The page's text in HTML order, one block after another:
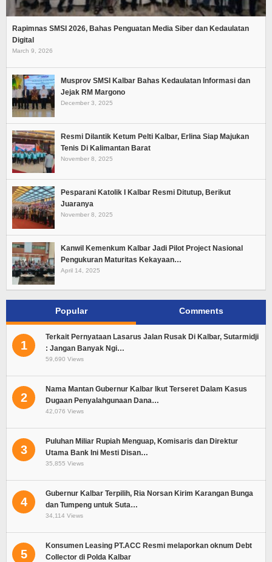
Rapimnas SMSI 2026, Bahas Penguatan Media Siber dan Kedaulatan
Digital
March 9, 2026
Musprov SMSI Kalbar Bahas Kedaulatan Informasi dan
Jejak RM Margono
December 3, 2025
Resmi Dilantik Ketum Pelti Kalbar, Erlina Siap Majukan
Tenis Di Kalimantan Barat
November 8, 2025
Pesparani Katolik I Kalbar Resmi Ditutup, Berikut
Juaranya
November 8, 2025
Kanwil Kemenkum Kalbar Jadi Pilot Project Nasional
Pengukuran Maturitas Kekayaan…
April 14, 2025
Popular Comments
1
Terkait Pernyataan Lasarus Jalan Rusak Di Kalbar, Sutarmidji
: Jangan Banyak Ngi…
59,690 Views
2
Nama Mantan Gubernur Kalbar Ikut Terseret Dalam Kasus
Dugaan Penyalahgunaan Dana…
42,076 Views
3
Puluhan Miliar Rupiah Menguap, Komisaris dan Direktur
Utama Bank Ini Mesti Disan…
35,855 Views
4
Gubernur Kalbar Terpilih, Ria Norsan Kirim Karangan Bunga
dan Tumpeng untuk Suta…
34,114 Views
5
Konsumen Leasing PT.ACC Resmi melaporkan oknum Debt
Collector di Polda Kalbar